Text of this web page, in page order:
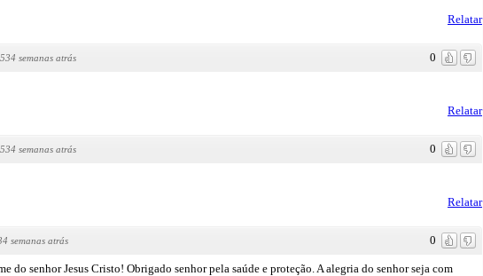
Relatar
0
534 semanas atrás
Relatar
0
534 semanas atrás
Relatar
0
semanas atrás
do senhor Jesus Cristo! Obrigado senhor pela saúde e proteção. A alegria do senhor seja com